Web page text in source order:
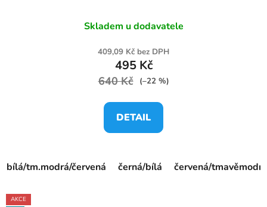
Skladem u dodavatele
409,09 Kč bez DPH
495 Kč
640 Kč (–22 %)
DETAIL
bílá/tm.modrá/červená černá/bílá červená/tmavěmodrá
AKCE